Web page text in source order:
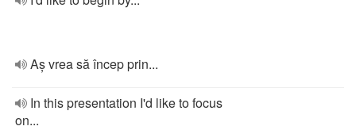
Aș vrea să încep prin...
In this presentation I'd like to focus
on...